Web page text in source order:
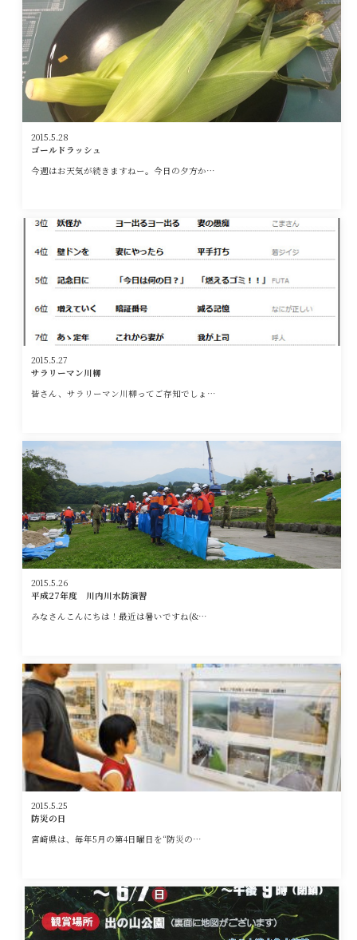
2015.5.28
ゴールドラッシュ
今週はお天気が続きますねー。今日の夕方か…
2015.5.27
サラリーマン川柳
皆さん、サラリーマン川柳ってご存知でしょ…
2015.5.26
平成27年度 川内川水防演習
みなさんこんにちは！最近は暑いですね(&…
2015.5.25
防災の日
宮崎県は、毎年5月の第4日曜日を“防災の…